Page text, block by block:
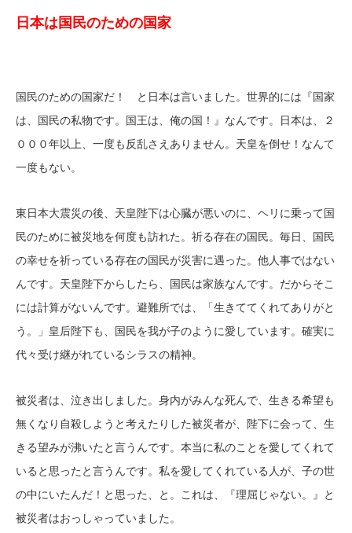
日本は国民のための国家
国民のための国家だ！ と日本は言いました。世界的には『国家
は、国民の私物です。国王は、俺の国！』なんです。日本は、２
０００年以上、一度も反乱さえありません。天皇を倒せ！なんて
一度もない。
東日本大震災の後、天皇陛下は心臓が悪いのに、ヘリに乗って国
民のために被災地を何度も訪れた。祈る存在の国民。毎日、国民
の幸せを祈っている存在の国民が災害に遇った。他人事ではない
んです。天皇陛下からしたら、国民は家族なんです。だからそこ
には計算がないんです。避難所では、「生きててくれてありがと
う。」皇后陛下も、国民を我が子のように愛しています。確実に
代々受け継がれているシラスの精神。
被災者は、泣き出しました。身内がみんな死んで、生きる希望も
無くなり自殺しようと考えたりした被災者が、陛下に会って、生
きる望みが沸いたと言うんです。本当に私のことを愛してくれて
いると思ったと言うんです。私を愛してくれている人が、子の世
の中にいたんだ！と思った、と。これは、『理屈じゃない。』と
被災者はおっしゃっていました。